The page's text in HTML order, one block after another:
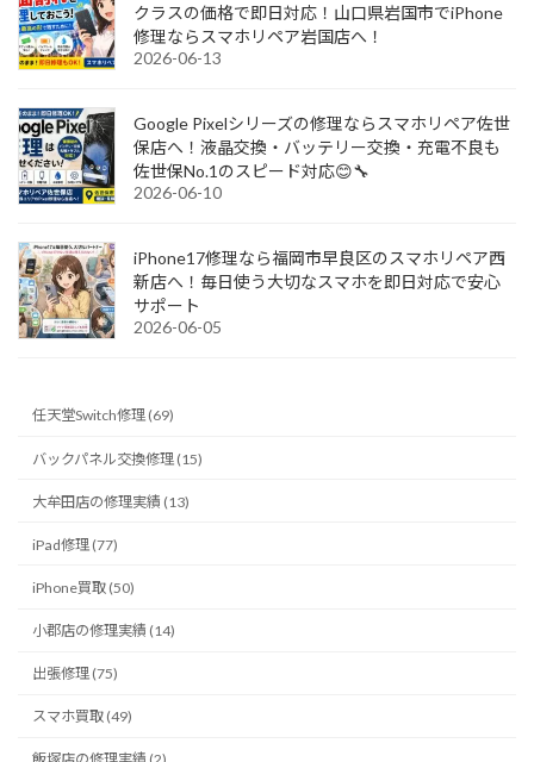
クラスの価格で即日対応！山口県岩国市でiPhone
修理ならスマホリペア岩国店へ！
2026-06-13
Google Pixelシリーズの修理ならスマホリペア佐世
保店へ！液晶交換・バッテリー交換・充電不良も
佐世保No.1のスピード対応😊🔧
2026-06-10
iPhone17修理なら福岡市早良区のスマホリペア西
新店へ！毎日使う大切なスマホを即日対応で安心
サポート
2026-06-05
任天堂Switch修理 (69)
バックパネル交換修理 (15)
大牟田店の修理実績 (13)
iPad修理 (77)
iPhone買取 (50)
小郡店の修理実績 (14)
出張修理 (75)
スマホ買取 (49)